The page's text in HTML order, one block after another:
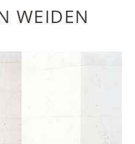
WEIDEN